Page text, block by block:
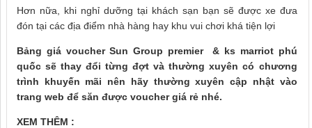
Hơn nữa, khi nghỉ dưỡng tại khách sạn bạn sẽ được xe đưa
đón tại các địa điểm nhà hàng hay khu vui chơi khá tiện lợi
Bảng giá voucher Sun Group premier & ks marriot phú
quốc sẽ thay đổi từng đợt và thường xuyên có chương
trình khuyến mãi nên hãy thường xuyên cập nhật vào
trang web để săn được voucher giá rẻ nhé.
XEM THÊM :